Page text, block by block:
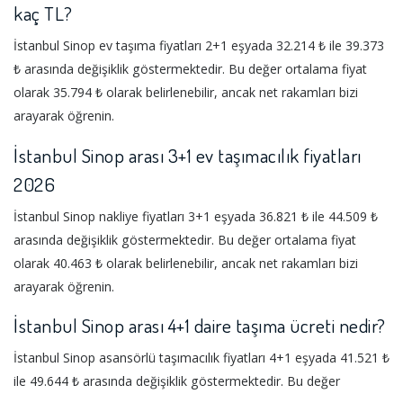
kaç TL?
İstanbul Sinop ev taşıma fiyatları 2+1 eşyada 32.214 ₺ ile 39.373
₺ arasında değişiklik göstermektedir. Bu değer ortalama fiyat
olarak 35.794 ₺ olarak belirlenebilir, ancak net rakamları bizi
arayarak öğrenin.
İstanbul Sinop arası 3+1 ev taşımacılık fiyatları
2026
İstanbul Sinop nakliye fiyatları 3+1 eşyada 36.821 ₺ ile 44.509 ₺
arasında değişiklik göstermektedir. Bu değer ortalama fiyat
olarak 40.463 ₺ olarak belirlenebilir, ancak net rakamları bizi
arayarak öğrenin.
İstanbul Sinop arası 4+1 daire taşıma ücreti nedir?
İstanbul Sinop asansörlü taşımacılık fiyatları 4+1 eşyada 41.521 ₺
ile 49.644 ₺ arasında değişiklik göstermektedir. Bu değer